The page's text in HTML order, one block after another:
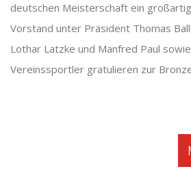
deutschen Meisterschaft ein
Vorstand unter Präsident Thomas
Lothar Latzke und Manfred Paul
Vereinssportler gratulieren zur